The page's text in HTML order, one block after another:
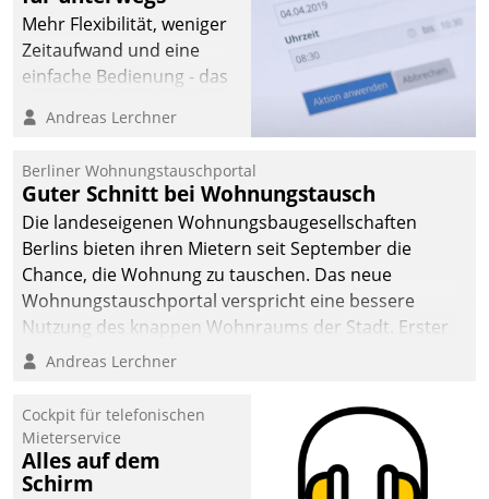
Mehr Flexibilität, weniger
Zeitaufwand und eine
einfache Bedienung - das
Cockpit für mobile
Datatrain. Die meravis
Wohnungsbau- und
Immobilien GmbH hat
sich dabei für den Betrieb
der Lösung über die SAP
Cloud Platform
entschieden - als erstes
Unternehmen am
Andreas Lerchner
Berliner Wohnungstauschportal
Guter Schnitt bei Wohnungstausch
Die landeseigenen Wohnungsbaugesellschaften
Berlins bieten ihren Mietern seit September die
Chance, die Wohnung zu tauschen. Das neue
Wohnungstauschportal verspricht eine bessere
Nutzung des knappen Wohnraums der Stadt. Erster
Anwendungsfall für Datatrains Lösung API-Hub mit
Unternehmen.
Andreas Lerchner
Cockpit für telefonischen
Mieterservice
Alles auf dem
Schirm